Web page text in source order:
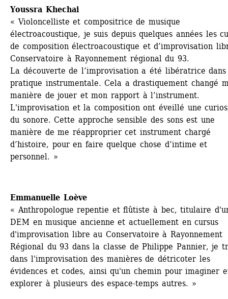
Youssra Khechai
« Violoncelliste et compositrice de musique
électroacoustique, je suis depuis quelques années les
de composition électroacoustique et d’improvisation
Conservatoire à Rayonnement régional du 93.
La découverte de l’improvisation a été libératrice
pratique instrumentale. Cela a drastiquement changé
manière de jouer et mon rapport à l’instrument.
L'improvisation et la composition ont éveillé une
du sonore. Cette approche sensible des sons est une
manière de me réapproprier cet instrument chargé
d’histoire, pour en faire quelque chose d’intime et
personnel. »
Emmanuelle Loève
« Anthropologue repentie et flûtiste à bec, titulaire
DEM en musique ancienne et actuellement en cursus
d'improvisation libre au Conservatoire à Rayonnement
Régional du 93 dans la classe de Philippe Pannier, je
dans l'improvisation des manières de détricoter les
évidences et codes, ainsi qu'un chemin pour imaginer
explorer à plusieurs des espace-temps autres. »